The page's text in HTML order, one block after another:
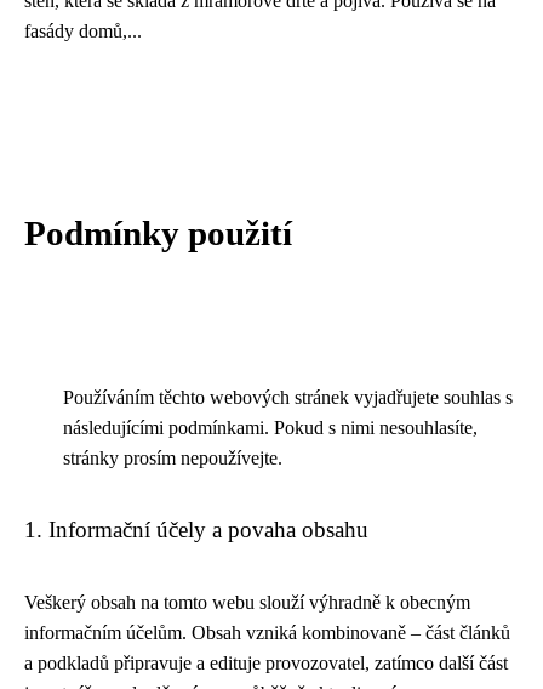
fasády domů,...
Podmínky použití
Používáním těchto webových stránek vyjadřujete souhlas s
následujícími podmínkami. Pokud s nimi nesouhlasíte,
stránky prosím nepoužívejte.
1. Informační účely a povaha obsahu
Veškerý obsah na tomto webu slouží výhradně k obecným
informačním účelům. Obsah vzniká kombinovaně – část článků
a podkladů připravuje a edituje provozovatel, zatímco další část